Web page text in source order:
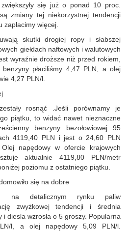
się już o ponad 10 proc.
zmiany tej niekorzystnej tendencji
więcej.
skutki drogiej ropy i słabszej
giełdach naftowych i walutowych
wyraźnie droższe niż przed rokiem,
płaciliśmy 4,47 PLN, a olej
4,27 PLN/l.
rosnąć .Jeśli porównamy je
piątku, to widać nawet nieznaczne
benzyny bezołowiowej 95
4119,40 PLN i jest o 24,60 PLN
napędowy w ofercie krajowych
aktualnie 4119,80 PLN/metr
poziomu z ostatniego piątku.
się na dobre
na detalicznym rynku paliw
zwyżkowej tendencji i średnia
diesla wzrosła o 5 groszy. Popularna
l, a olej napędowy 5,09 PLN/l.